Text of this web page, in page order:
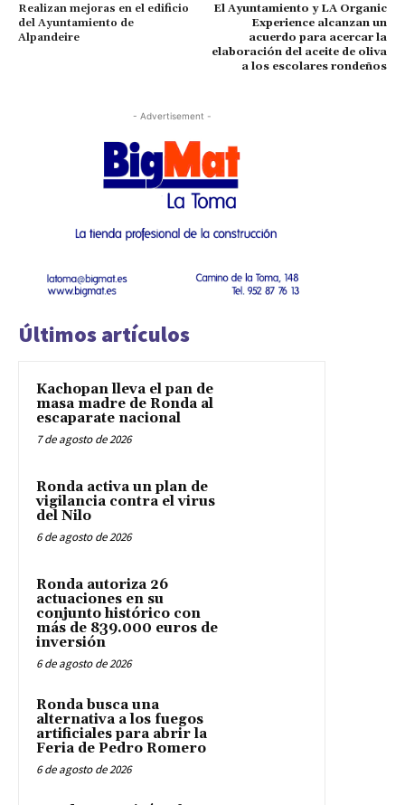
Realizan mejoras en el edificio
del Ayuntamiento de
Alpandeire
El Ayuntamiento y LA Organic
Experience alcanzan un
acuerdo para acercar la
elaboración del aceite de oliva
a los escolares rondeños
- Advertisement -
Últimos artículos
Kachopan lleva el pan de
masa madre de Ronda al
escaparate nacional
7 de agosto de 2026
Ronda activa un plan de
vigilancia contra el virus
del Nilo
6 de agosto de 2026
Ronda autoriza 26
actuaciones en su
conjunto histórico con
más de 839.000 euros de
inversión
6 de agosto de 2026
Ronda busca una
alternativa a los fuegos
artificiales para abrir la
Feria de Pedro Romero
6 de agosto de 2026